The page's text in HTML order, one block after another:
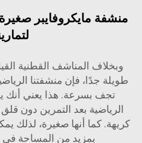
منشفة مايكروفايبر
وبخلاف المناشف القطنية
طويلة جدًا، فإن منشفتنا
تجف بسرعة. هذا يعني أنك
الرياضية بعد التمرين دون
كريهة. كما أنها صغيرة، لذلك
بمزيد من المساحة في